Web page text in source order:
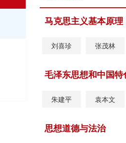
马克思主义基本原理
刘喜珍 张茂林
毛泽东思想和中国
朱建平 袁本文
思想道德与法治